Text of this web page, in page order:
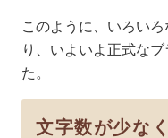
このように、いろい
り、いよいよ正式な
た。
文字数が少な